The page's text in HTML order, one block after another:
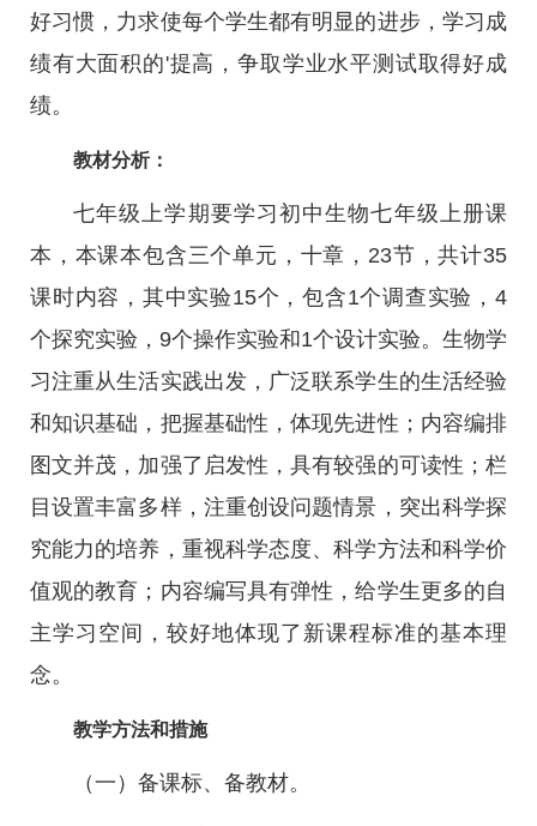
好习惯，力求使每个学生都有明显的进步，学习成
绩有大面积的'提高，争取学业水平测试取得好成
绩。
教材分析：
七年级上学期要学习初中生物七年级上册课
本，本课本包含三个单元，十章，23节，共计35
课时内容，其中实验15个，包含1个调查实验，4
个探究实验，9个操作实验和1个设计实验。生物学
习注重从生活实践出发，广泛联系学生的生活经验
和知识基础，把握基础性，体现先进性；内容编排
图文并茂，加强了启发性，具有较强的可读性；栏
目设置丰富多样，注重创设问题情景，突出科学探
究能力的培养，重视科学态度、科学方法和科学价
值观的教育；内容编写具有弹性，给学生更多的自
主学习空间，较好地体现了新课程标准的基本理
念。
教学方法和措施
（一）备课标、备教材。